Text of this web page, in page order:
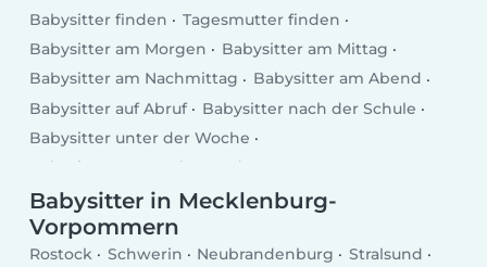
Babysitter finden
Tagesmutter finden
Babysitter am Morgen
Babysitter am Mittag
Babysitter am Nachmittag
Babysitter am Abend
Babysitter auf Abruf
Babysitter nach der Schule
Babysitter unter der Woche
Babysitter am Wochenende
Babysitter in Mecklenburg-
Vorpommern
Rostock Schwerin Neubrandenburg
Stralsund